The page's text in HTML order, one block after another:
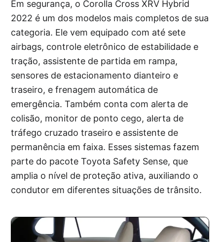
Em segurança, o Corolla Cross XRV Hybrid
2022 é um dos modelos mais completos de sua
categoria. Ele vem equipado com até sete
airbags, controle eletrônico de estabilidade e
tração, assistente de partida em rampa,
sensores de estacionamento dianteiro e
traseiro, e frenagem automática de
emergência. Também conta com alerta de
colisão, monitor de ponto cego, alerta de
tráfego cruzado traseiro e assistente de
permanência em faixa. Esses sistemas fazem
parte do pacote Toyota Safety Sense, que
amplia o nível de proteção ativa, auxiliando o
condutor em diferentes situações de trânsito.